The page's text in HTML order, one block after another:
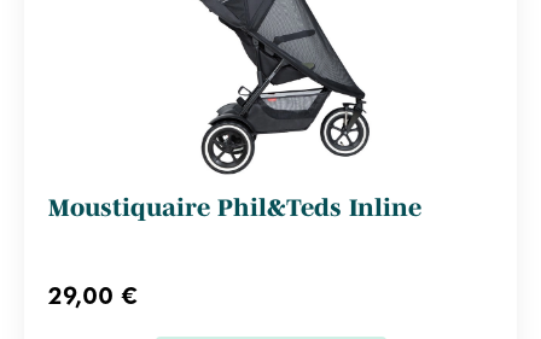
Moustiquaire Phil&Teds Inline
29,00 €